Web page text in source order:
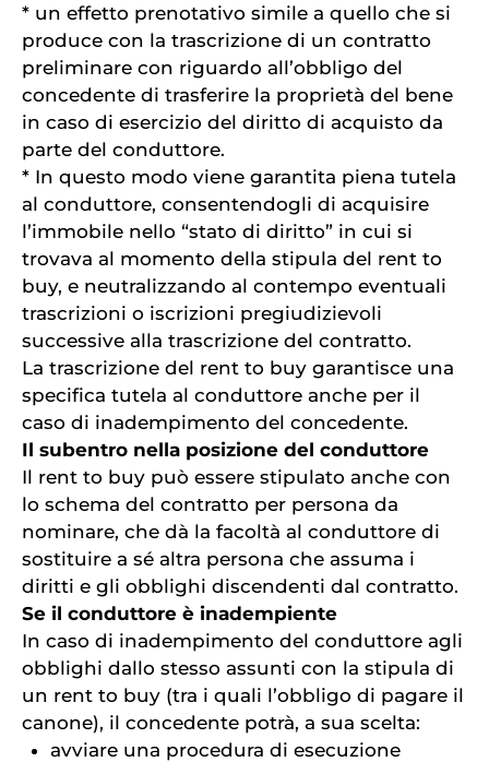
* un effetto prenotativo simile a quello che si
produce con la trascrizione di un contratto
preliminare con riguardo all’obbligo del
concedente di trasferire la proprietà del bene
in caso di esercizio del diritto di acquisto da
parte del conduttore.
* In questo modo viene garantita piena tutela
al conduttore, consentendogli di acquisire
l’immobile nello “stato di diritto” in cui si
trovava al momento della stipula del rent to
buy, e neutralizzando al contempo eventuali
trascrizioni o iscrizioni pregiudizievoli
successive alla trascrizione del contratto.
La trascrizione del rent to buy garantisce una
specifica tutela al conduttore anche per il
caso di inadempimento del concedente.
Il subentro nella posizione del conduttore
Il rent to buy può essere stipulato anche con
lo schema del contratto per persona da
nominare, che dà la facoltà al conduttore di
sostituire a sé altra persona che assuma i
diritti e gli obblighi discendenti dal contratto.
Se il conduttore è inadempiente
In caso di inadempimento del conduttore agli
obblighi dallo stesso assunti con la stipula di
un rent to buy (tra i quali l’obbligo di pagare il
canone), il concedente potrà, a sua scelta:
avviare una procedura di esecuzione